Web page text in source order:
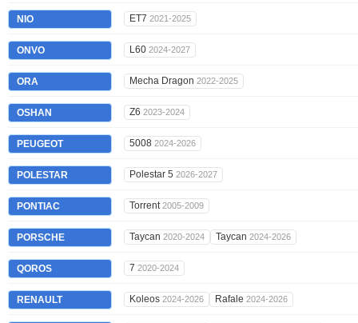
NIO ET7 2021-2025
ONVO L60 2024-2027
ORA Mecha Dragon 2022-2025
OSHAN Z6 2023-2024
PEUGEOT 5008 2024-2026
POLESTAR Polestar 5 2026-2027
PONTIAC Torrent2005-2009
PORSCHE Taycan 2020-2024 Taycan 2024-2026
QOROS 7 2020-2024
RENAULT Koleos 2024-2026 Rafale 2024-2026